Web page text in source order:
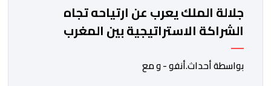
جلالة الملك يعرب عن ارتياحه تجاه
الشراكة الاستراتيجية بين المغرب
والكوت ديفوار
بواسطة أحداث.أنفو - و مع